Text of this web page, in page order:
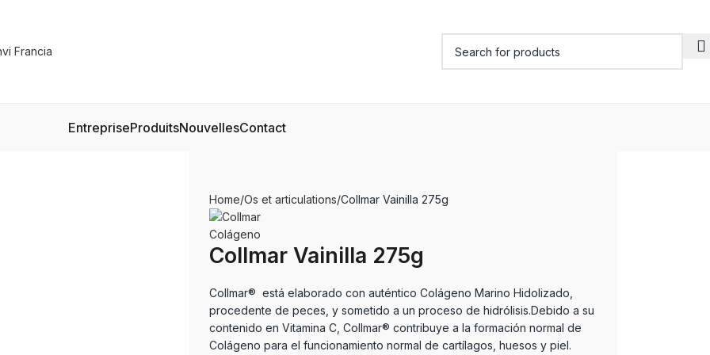
EntrepriseProduitsNouvellesContact
Home Os et articulations Collmar Vainilla 275g
Collmar Vainilla 275g
Collmar® está elaborado con auténtico Colágeno Marino Hidolizado,
procedente de peces, y sometido a un proceso de hidrólisis.Debido a su
contenido en Vitamina C, Collmar® contribuye a la formación normal de
Colágeno para el funcionamiento normal de cartílagos, huesos y piel.